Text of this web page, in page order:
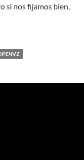
si nos fijamos bien,